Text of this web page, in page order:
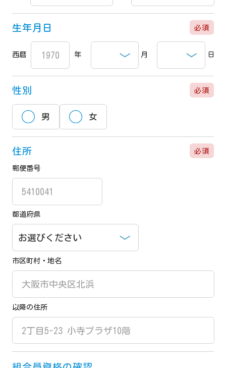
生年月日 必須
西暦 年 月 日
性別 必須
男 女
住所 必須
郵便番号
都道府県
市区町村・地名
以降の住所